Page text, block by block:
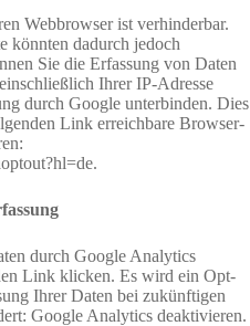
Webbrowser ist verhinderbar.
könnten dadurch jedoch
Sie die Erfassung von Daten
Ihrer IP-Adresse
durch Google unterbinden. Dies
Link erreichbare Browser-
durch Google Analytics
Link klicken. Es wird ein Opt-
Ihrer Daten bei zukünftigen
Google Analytics deaktivieren.